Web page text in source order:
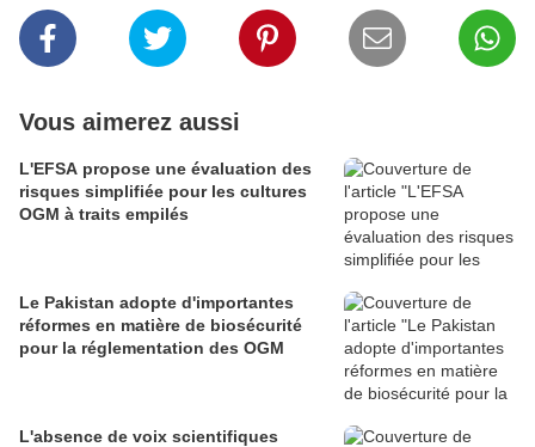
Vous aimerez aussi
L'EFSA propose une évaluation des
risques simplifiée pour les cultures
OGM à traits empilés
Le Pakistan adopte d'importantes
réformes en matière de biosécurité
pour la réglementation des OGM
L'absence de voix scientifiques